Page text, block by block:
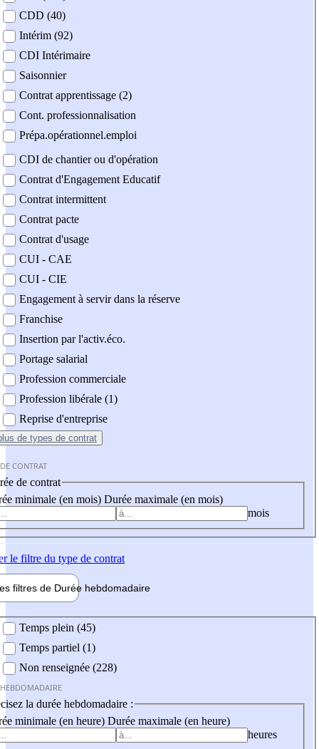
CDD (40)
Intérim (92)
CDI Intérimaire
Saisonnier
Contrat apprentissage (2)
Cont. professionnalisation
Prépa.opérationnel.emploi
CDI de chantier ou d'opération
Contrat d'Engagement Educatif
Contrat intermittent
Contrat pacte
Contrat d'usage
CUI - CAE
CUI - CIE
Engagement à servir dans la réserve
Franchise
Insertion par l'activ.éco.
Portage salarial
Profession commerciale
Profession libérale (1)
Reprise d'entreprise
de types de contrat
CONTRAT
de contrat
minimale (en mois) Durée maximale (en mois)
mois
le filtre du type de contrat
filtres de Durée hebdomadaire
Temps plein (45)
Temps partiel (1)
Non renseignée (228)
la durée hebdomadaire :
minimale (en heure) Durée maximale (en heure)
heures